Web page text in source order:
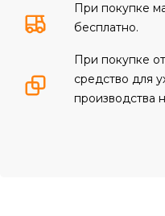
При покупке
бесплатно.
При покупке
средство для
производства